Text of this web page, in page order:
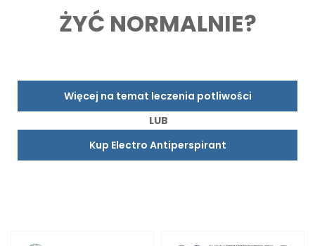
ŻYĆ NORMALNIE?
Więcej na temat leczenia potliwości
LUB
Kup Electro Antiperspirant